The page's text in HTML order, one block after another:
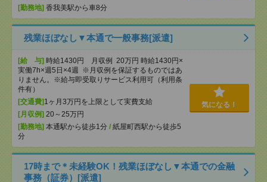
[勤務地] 香我美駅から車8分
残業ほぼなし▼本通で一般事務[派遣]
[給 与] 時給1430円 月収例 20万円 時給1430円×
実働7h×週5日×4週 ※月収例を保証するものではあ
りません。※給与即受取りサービス利用可（利用条
件有）
[交通費]1ヶ月3万円を上限として実費支給
[月収例] 20～25万円
[勤務地] 本通駅から徒歩1分 / 紙屋町西駅から徒歩5
分
気になる！
17時まで＊未経験OK！残業ほぼなし▼本通での金融
事務（証券）[派遣]